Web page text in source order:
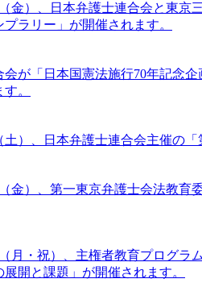
金）、日本弁護士連合会と東
ラリー」が開催されます。
会が「日本国憲法施行70年記念
。
土）、日本弁護士連合会主催の
金）、第一東京弁護士会法教
月・祝）、主権者教育プログ
開と課題」が開催されます。